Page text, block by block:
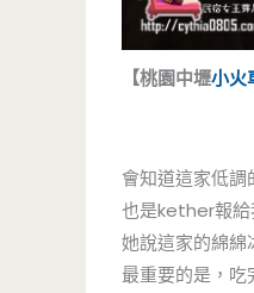
【桃園中壢小火
會知道這家低調
也是kether報給
她說這家的綿綿
最重要的是，吃